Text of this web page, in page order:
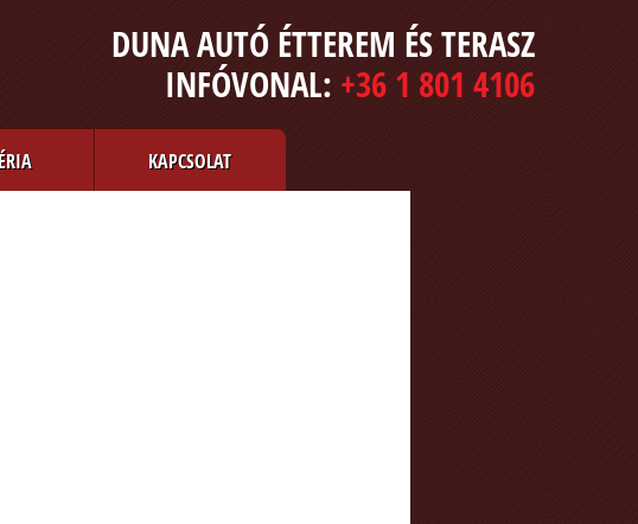
DUNA AUTÓ ÉTTEREM ÉS TERASZ
INFÓVONAL: +36 1 801 4106
KAPCSOLAT